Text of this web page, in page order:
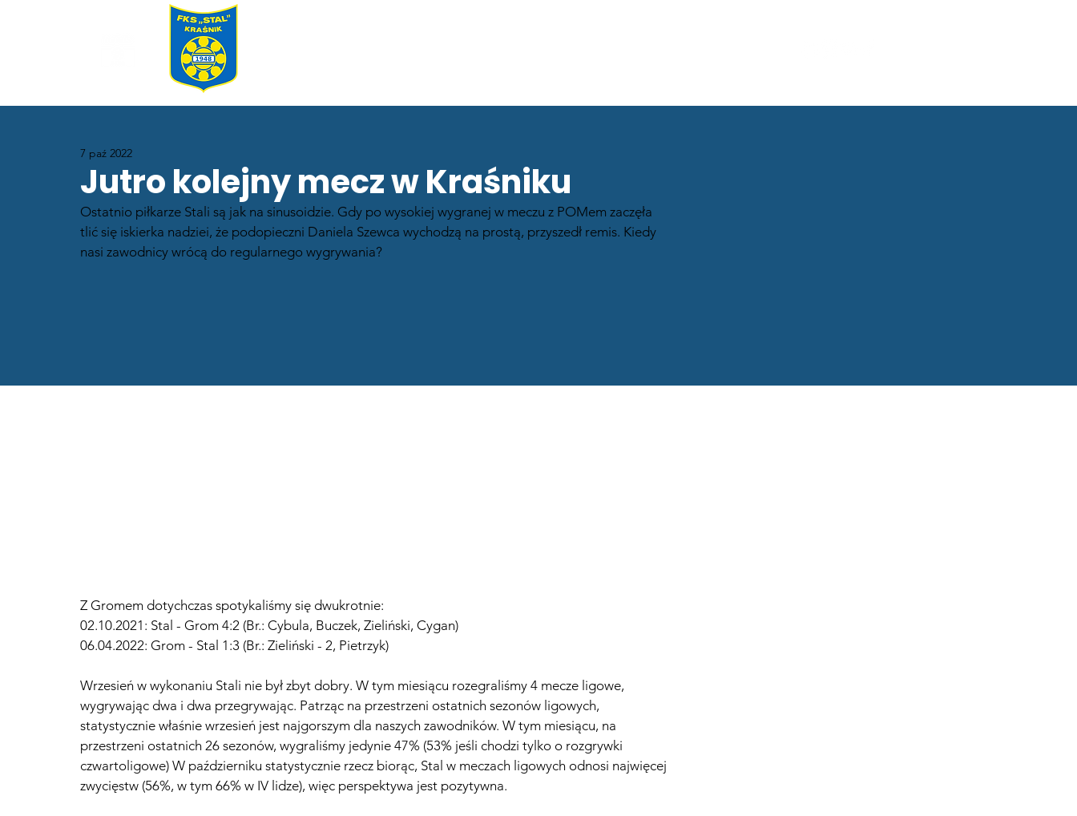
Jutro kolejny mecz w Kraśniku
7 paź 2022
Ostatnio piłkarze Stali są jak na sinusoidzie. Gdy po wysokiej wygranej w meczu z POMem zaczęła
tlić się iskierka nadziei, że podopieczni Daniela Szewca wychodzą na prostą, przyszedł remis. Kiedy
nasi zawodnicy wrócą do regularnego wygrywania?
Z Gromem dotychczas spotykaliśmy się dwukrotnie:
02.10.2021: Stal - Grom 4:2 (Br.: Cybula, Buczek, Zieliński, Cygan)
06.04.2022: Grom - Stal 1:3 (Br.: Zieliński - 2, Pietrzyk)
Wrzesień w wykonaniu Stali nie był zbyt dobry. W tym miesiącu rozegraliśmy 4 mecze ligowe,
wygrywając dwa i dwa przegrywając. Patrząc na przestrzeni ostatnich sezonów ligowych,
statystycznie właśnie wrzesień jest najgorszym dla naszych zawodników. W tym miesiącu, na
przestrzeni ostatnich 26 sezonów, wygraliśmy jedynie 47% (53% jeśli chodzi tylko o rozgrywki
czwartoligowe) W październiku statystycznie rzecz biorąc, Stal w meczach ligowych odnosi najwięcej
zwycięstw (56%, w tym 66% w IV lidze), więc perspektywa jest pozytywna.